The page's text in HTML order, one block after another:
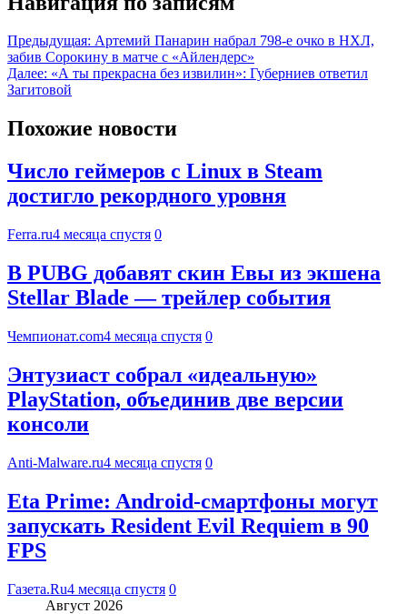
Предыдущая: Артемий Панарин набрал 798-е очко в НХЛ,
забив Сорокину в матче с «Айлендерс»
Далее: «А ты прекрасна без извилин»: Губерниев ответил
Загитовой
Похожие новости
Число геймеров с Linux в Steam
достигло рекордного уровня
Ferra.ru4 месяца спустя 0
В PUBG добавят скин Евы из экшена
Stellar Blade — трейлер события
Чемпионат.com4 месяца спустя 0
Энтузиаст собрал «идеальную»
PlayStation, объединив две версии
консоли
Anti-Malware.ru4 месяца спустя 0
Eta Prime: Android-смартфоны могут
запускать Resident Evil Requiem в 90
FPS
Газета.Ru4 месяца спустя 0
Август 2026